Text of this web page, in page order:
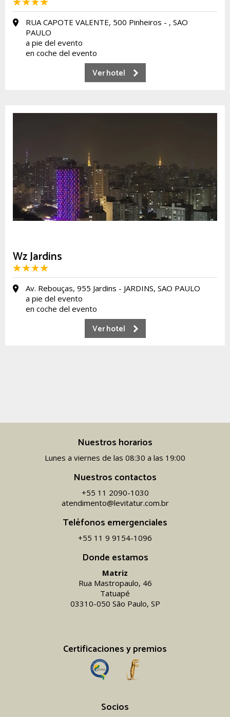
RUA CAPOTE VALENTE, 500 Pinheiros - , SAO
PAULO
a pie del evento
en coche del evento
Ver hotel
Wz Jardins
Av. Rebouças, 955 Jardins - JARDINS, SAO PAULO
a pie del evento
en coche del evento
Ver hotel
Donde estamos
Matriz
Rua Mastropaulo, 46
Tatuapé
03310-050 São Paulo, SP
Certificaciones y premios
Socios
Nuestros horarios
Lunes a viernes de las 08:30 a las 19:00
Nuestros contactos
+55 11 2090-1030
atendimento@levitatur.com.br
Teléfonos emergenciales
+55 11 9 9154-1096‬